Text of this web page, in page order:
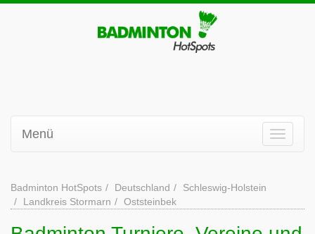
Menü
Badminton HotSpots Deutschland
Schleswig-Holstein
Landkreis Stormarn
Oststeinbek